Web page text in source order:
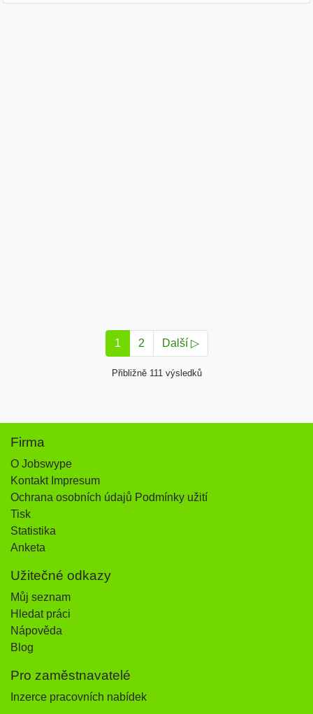
1 2 Další ▷
Přibližně 111 výsledků
Firma
O Jobswype
Kontakt Impresum
Ochrana osobních údajů Podmínky užití
Tisk
Statistika
Anketa
Užitečné odkazy
Můj seznam
Hledat práci
Nápověda
Blog
Pro zaměstnavatelé
Inzerce pracovních nabídek